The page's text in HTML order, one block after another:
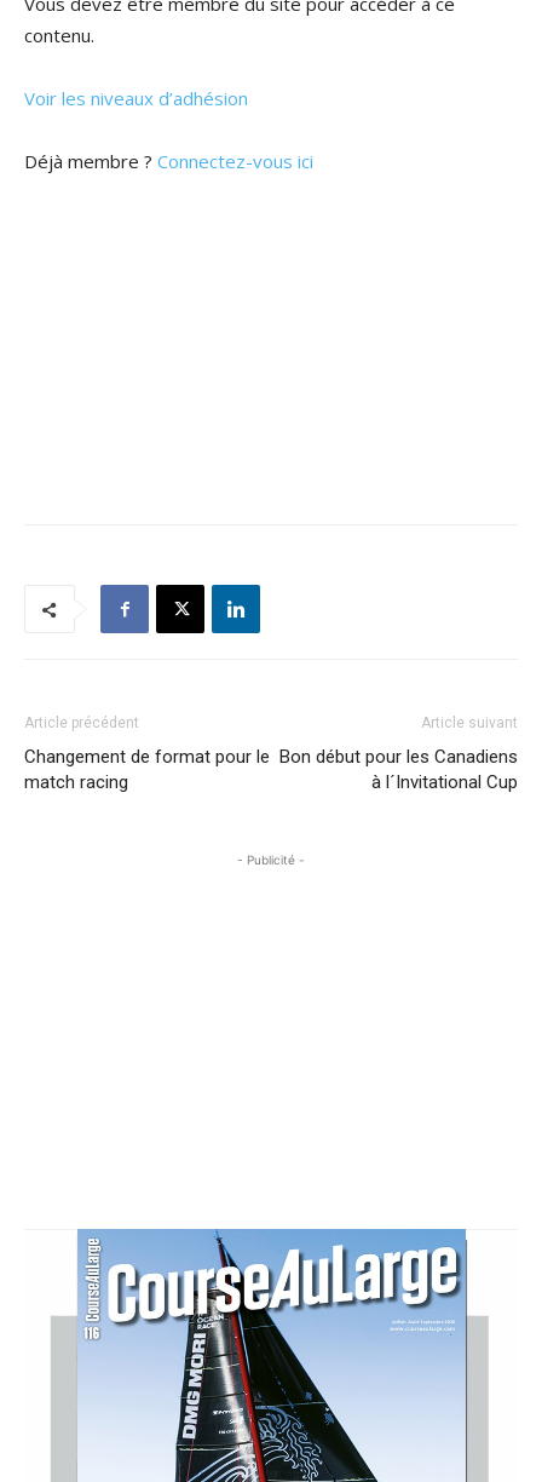
contenu.
Voir les niveaux d’adhésion
Déjà membre ? Connectez-vous ici
Article précédent
Changement de format pour le
match racing
Article suivant
Bon début pour les Canadiens
à l´Invitational Cup
- Publicité -